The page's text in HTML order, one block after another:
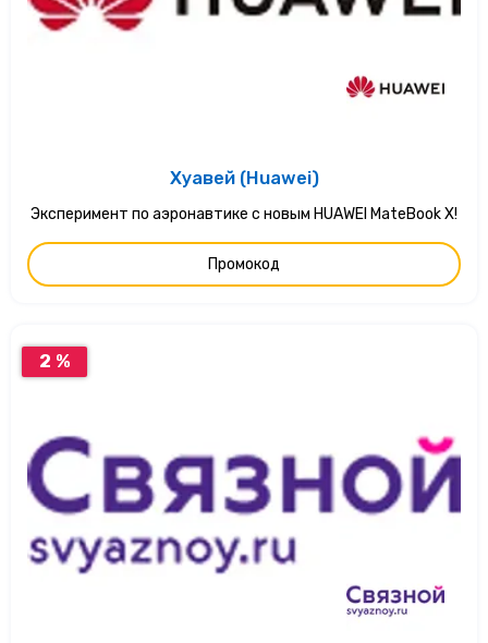
Хуавей (Huawei)
Эксперимент по аэронавтике с новым HUAWEI MateBook X!
Промокод
2 %